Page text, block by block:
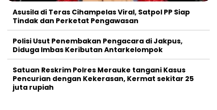
Asusila di Teras Cihampelas Viral, Satpol PP Siap
Tindak dan Perketat Pengawasan
Polisi Usut Penembakan Pengacara di Jakpus,
Diduga Imbas Keributan Antarkelompok
Satuan Reskrim Polres Merauke tangani Kasus
Pencurian dengan Kekerasan, Kermat sekitar 25
juta rupiah